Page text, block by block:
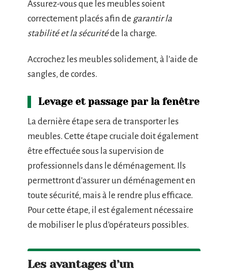
Assurez-vous que les meubles soient
correctement placés afin de garantir la
stabilité et la sécuritéde la charge.
Accrochez les meubles solidement, à l’aide de
sangles, de cordes.
Levage et passage par la fenêtre
La dernière étape sera de transporter les
meubles. Cette étape cruciale doit également
être effectuée sous la supervision de
professionnels dans le déménagement. Ils
permettront d’assurer un déménagement en
toute sécurité, mais à le rendre plus efficace.
Pour cette étape, il est également nécessaire
de mobiliser le plus d’opérateurs possibles.
Les avantages d’un